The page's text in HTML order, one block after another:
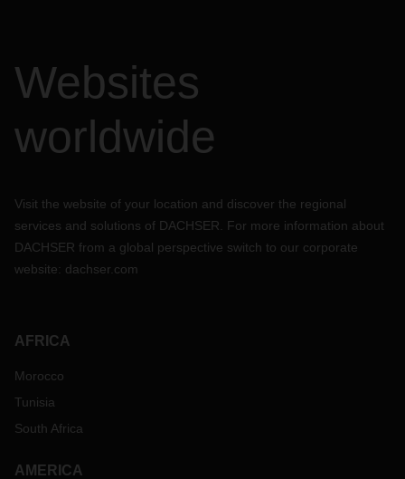
Websites
worldwide
Visit the website of your location and discover the regional
services and solutions of DACHSER. For more information about
DACHSER from a global perspective switch to our corporate
website: dachser.com
AFRICA
Morocco
Tunisia
South Africa
AMERICA